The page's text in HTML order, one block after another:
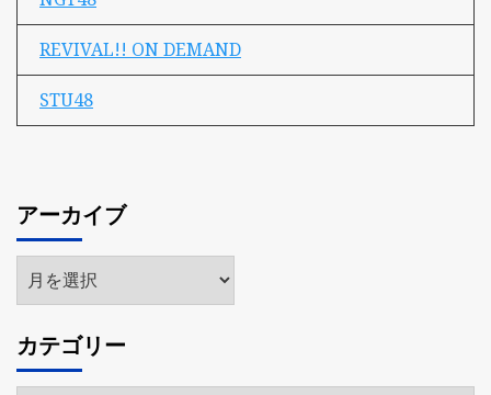
REVIVAL!! ON DEMAND
STU48
アーカイブ
ア
ー
イ
ブ
カテゴリー